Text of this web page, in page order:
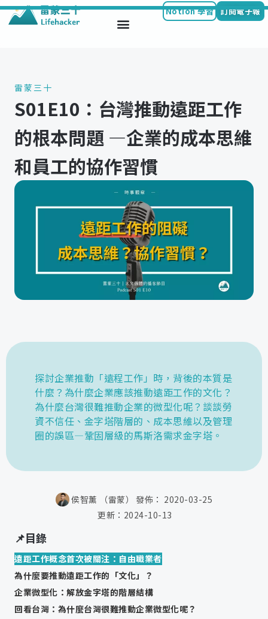
Notion 學習 訂閱電子報
雷蒙三十
S01E10：台灣推動遠距工作
的根本問題 —企業的成本思維
和員工的協作習慣
探討企業推動「遠程工作」時，背後的本質是
什麼？為什麼企業應該推動遠距工作的文化？
為什麼台灣很難推動企業的微型化呢？談談勞
資不信任、金字塔階層的、成本思維以及管理
圈的誤區—鞏固層級的馬斯洛需求金字塔。
📌目錄
遠距工作概念首次被關注：自由職業者
為什麼要推動遠距工作的「文化」？
企業微型化：解放金字塔的階層結構
回看台灣：為什麼台灣很難推動企業微型化呢？
侯智薰 （雷蒙） 發佈： 2020-03-25
更新： 2024-10-13